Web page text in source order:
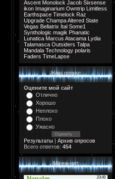
Ascent Monolock Jacob Sixsense
ikon Imaginarium Owntrip Limitless
Earthspace Timelock Raz
Upgrade ChampaAltered State
Vegas Bellatrix Ital Some1
Synthologic magik Phanatic
Lunatica Marcus Atacama Lydia
Talamasca Outsiders Talpa
Mandala Technology polaris
Faders TimeLapse
Наш опрос
Оцените мой сайт
Отлично
Хорошо
Неплохо
Плохо
Ужасно
Результаты | Архив опросов
Всего ответов: 454
Мини-чат